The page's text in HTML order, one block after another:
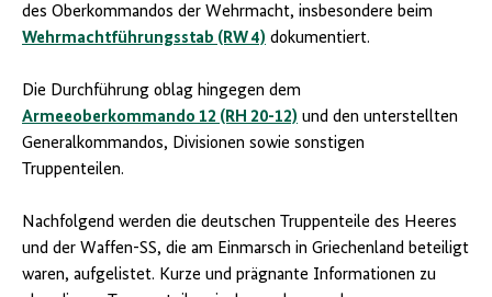
des Oberkommandos der Wehrmacht, insbesondere beim
Wehrmachtführungsstab (RW 4) dokumentiert.
Die Durchführung oblag hingegen dem
Armeeoberkommando 12 (RH 20-12) und den unterstellten
Generalkommandos, Divisionen sowie sonstigen
Truppenteilen.
Nachfolgend werden die deutschen Truppenteile des Heeres
und der Waffen-SS, die am Einmarsch in Griechenland beteiligt
waren, aufgelistet. Kurze und prägnante Informationen zu